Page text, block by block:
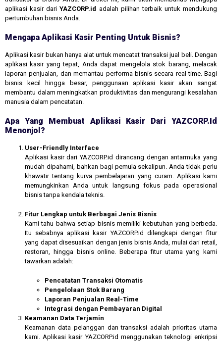
aplikasi kasir dariYAZCORP.id adalah pilihan terbaik untuk mendukung
pertumbuhan bisnis Anda.
Mengapa Aplikasi Kasir Penting Untuk Bisnis?
Aplikasi kasir bukan hanya alat untuk mencatat transaksi jual beli. Dengan
aplikasi kasir yang tepat, Anda dapat mengelola stok barang, melacak
laporan penjualan, dan memantau performa bisnis secara real-time. Bagi
bisnis kecil hingga besar, penggunaan aplikasi kasir akan sangat
membantu dalam meningkatkan produktivitas dan mengurangi kesalahan
manusia dalam pencatatan.
Apa Yang Membuat Aplikasi Kasir Dari YAZCORP.id
Menonjol?
User-Friendly Interface
Aplikasi kasir dari YAZCORP.id dirancang dengan antarmuka yang
mudah dipahami, bahkan bagi pemula sekalipun. Anda tidak perlu
khawatir tentang kurva pembelajaran yang curam. Aplikasi kami
memungkinkan Anda untuk langsung fokus pada operasional
bisnis tanpa kendala teknis.
Fitur Lengkap untuk Berbagai Jenis Bisnis
Kami tahu bahwa setiap bisnis memiliki kebutuhan yang berbeda.
Itu sebabnya aplikasi kasir YAZCORP.id dilengkapi dengan fitur
yang dapat disesuaikan dengan jenis bisnis Anda, mulai dari retail,
restoran, hingga bisnis online. Beberapa fitur utama yang kami
tawarkan adalah:
Pencatatan Transaksi Otomatis
Pengelolaan Stok Barang
Laporan Penjualan Real-Time
Integrasi dengan Pembayaran Digital
Keamanan Data Terjamin
Keamanan data pelanggan dan transaksi adalah prioritas utama
kami. Aplikasi kasir YAZCORP.id menggunakan teknologi enkripsi